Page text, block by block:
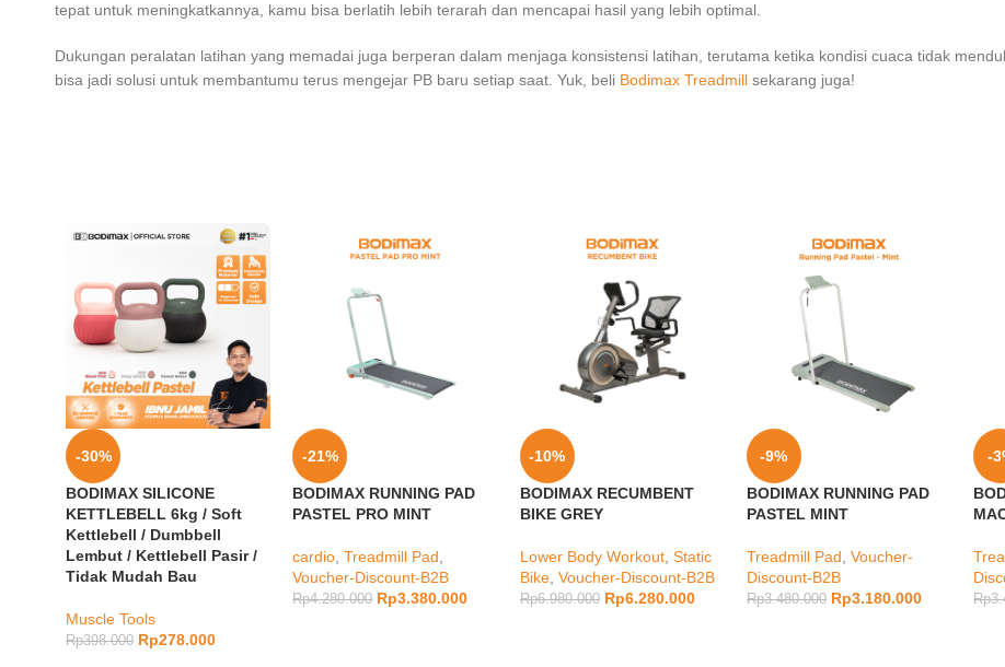
tepat untuk meningkatkannya, kamu bisa berlatih lebih terarah dan mencapai hasil yang lebih optimal.
Dukungan peralatan latihan yang memadai juga berperan dalam menjaga konsistensi latihan, terutama ketika kondisi cuaca tidak
bisa jadi solusi untuk membantumu terus mengejar PB baru setiap saat. Yuk, beli Bodimax Treadmill sekarang juga!
-30%
BODIMAX SILICONE
KETTLEBELL 6kg / Soft
Kettlebell / Dumbbell
Lembut / Kettlebell Pasir /
Tidak Mudah Bau
Muscle Tools
Rp398.000 Rp278.000
-21%
BODIMAX RUNNING PAD
PASTEL PRO MINT
cardio Treadmill Pad
Voucher-Discount-B2B
Rp4.280.000 Rp3.380.000
-10%
BODIMAX RECUMBENT
BIKE GREY
Lower Body Workout, Static
Bike, Voucher-Discount-B2B
Rp6.980.000 Rp6.280.000
-9%
BODIMAX RUNNING PAD
PASTEL MINT
Treadmill Pad Voucher-
Discount-B2B
Rp3.480.000 Rp3.180.000
-
Rp